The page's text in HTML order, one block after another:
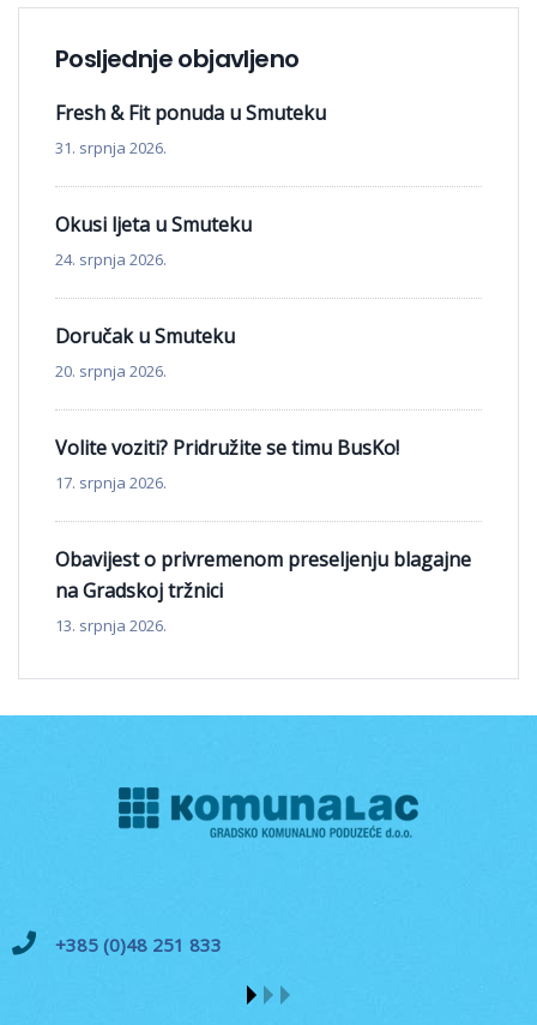
Posljednje objavljeno
Fresh & Fit ponuda u Smuteku
31. srpnja 2026.
Okusi ljeta u Smuteku
24. srpnja 2026.
Doručak u Smuteku
20. srpnja 2026.
Volite voziti? Pridružite se timu BusKo!
17. srpnja 2026.
Obavijest o privremenom preseljenju blagajne
na Gradskoj tržnici
13. srpnja 2026.
+385 (0)48 251 833